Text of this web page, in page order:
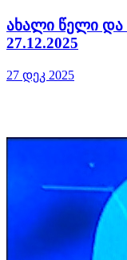
ახალი წელი და
27.12.2025
27 დეკ 2025